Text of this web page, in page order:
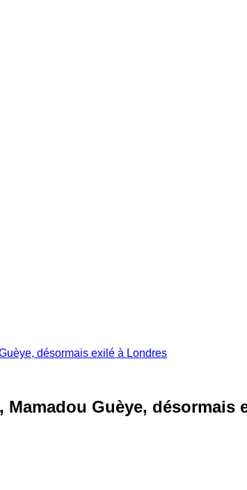
désormais exilé à Londres
Mamadou Guèye, désormais